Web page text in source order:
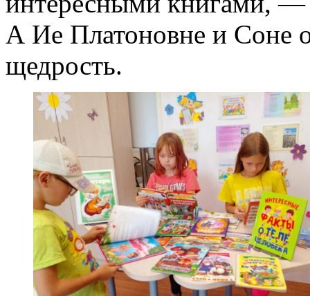
А Ие Платоновне и Соне
щедрость.